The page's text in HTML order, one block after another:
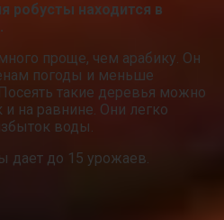
робусты находится в
проще, чем арабику. Он
погоды и меньше
такие деревья можно
и на равнине. Они легко
воды.
дает до 15 урожаев.